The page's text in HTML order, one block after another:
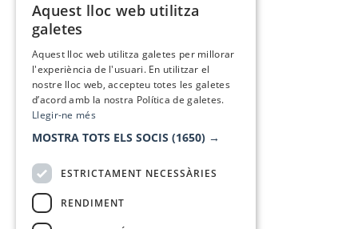
Aquest lloc web utilitza
galetes
Aquest lloc web utilitza galetes per millorar
l'experiència de l'usuari. En utilitzar el
nostre lloc web, accepteu totes les galetes
d’acord amb la nostra Política de galetes.
Llegir-ne més
MOSTRA TOTS ELS SOCIS (1650) →
ESTRICTAMENT NECESSÀRIES
RENDIMENT